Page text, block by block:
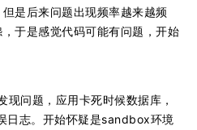
是后来问题出现频率越来越频
于是感觉代码可能有问题，开始
问题，应用卡死时候数据库，
日志。开始怀疑是sandbox环境